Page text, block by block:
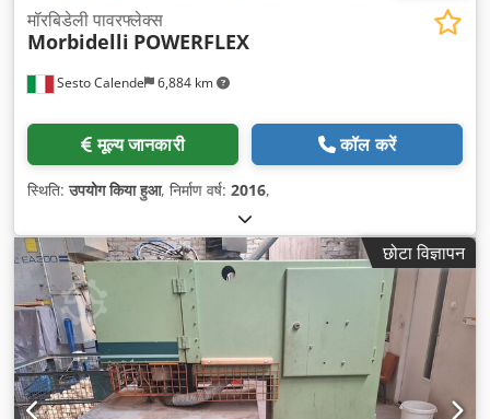
Sesto Calende 6,884 km
मॉरबिडेली पावरफ्लेक्स
Morbidelli POWERFLEX
मूल्य जानकारी कॉल करें
स्थिति:उपयोग किया हुआ, निर्माण वर्ष: 2016,
छोटा विज्ञापन